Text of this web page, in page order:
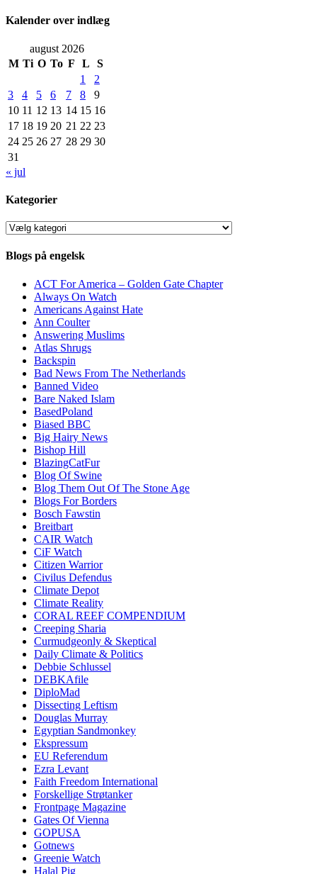
Kalender over indlæg
august 2026
M Ti O To F L
S
1
2
3
4 5 6 7 8
9
10 11 12 13 14 15 16
17 18 19 20 21 22 23
24 25 26 27 28 29 30
31
« jul
Kategorier
Kategorier
Blogs på engelsk
ACT For America – Golden Gate Chapter
Always On Watch
Americans Against Hate
Ann Coulter
Answering Muslims
Atlas Shrugs
Backspin
Bad News From The Netherlands
Banned Video
Bare Naked Islam
BasedPoland
Biased BBC
Big Hairy News
Bishop Hill
BlazingCatFur
Blog Of Swine
Blog Them Out Of The Stone Age
Blogs For Borders
Bosch Fawstin
Breitbart
CAIR Watch
CiF Watch
Citizen Warrior
Civilus Defendus
Climate Depot
Climate Reality
CORAL REEF COMPENDIUM
Creeping Sharia
Curmudgeonly & Skeptical
Daily Climate & Politics
Debbie Schlussel
DEBKAfile
DiploMad
Dissecting Leftism
Douglas Murray
Egyptian Sandmonkey
Ekspressum
EU Referendum
Ezra Levant
Faith Freedom International
Forskellige Strøtanker
Frontpage Magazine
Gates Of Vienna
GOPUSA
Gotnews
Greenie Watch
Halal Pig